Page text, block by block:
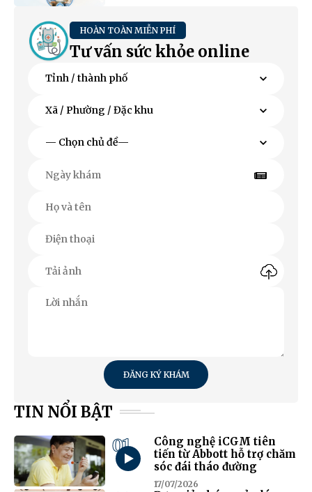
HOÀN TOÀN MIỄN PHÍ
Tư vấn sức khỏe online
ĐĂNG KÝ KHÁM
TIN NỔI BẬT
01
Công nghệ iCGM tiên
tiến từ Abbott hỗ trợ chăm
sóc đái tháo đường
17/07/2026